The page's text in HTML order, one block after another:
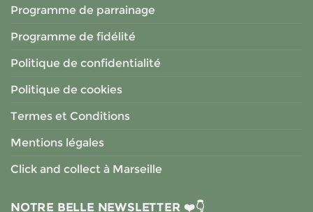
Programme de parrainage
Programme de fidélité
Politique de confidentialité
Politique de cookies
Termes et Conditions
Mentions légales
Click and collect à Marseille
NOTRE BELLE NEWSLETTER ❤️👇